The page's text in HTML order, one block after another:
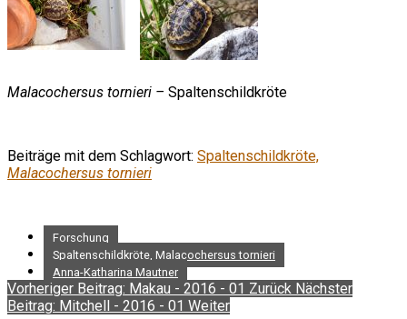
Malacochersus tornieri – Spaltenschildkröte
Beiträge mit dem Schlagwort: Spaltenschildkröte,
Malacochersus tornieri
Forschung
Spaltenschildkröte, Malacochersus tornieri
Anna-Katharina Mautner
Vorheriger Beitrag: Makau - 2016 - 01 Zurück Nächster
Beitrag: Mitchell - 2016 - 01 Weiter